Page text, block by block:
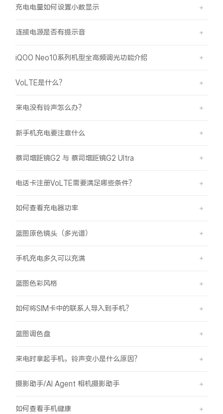
充电电量如何设置小数显示
连接电源是否有提示音
iQOO Neo10系列机型全高频调光功能介绍
VoLTE是什么？
来电没有铃声怎么办？
新手机充电要注意什么
蔡司增距镜G2 与 蔡司增距镜G2 Ultra
电话卡注册VoLTE需要满足哪些条件？
如何查看充电器功率
蓝图原色镜头（多光谱）
手机充电多久可以充满
蓝图色彩风格
如何将SIM卡中的联系人导入到手机？
蓝图调色盘
来电时拿起手机，铃声变小是什么原因？
摄影助手/AI Agent 相机摄影助手
如何查看手机健康